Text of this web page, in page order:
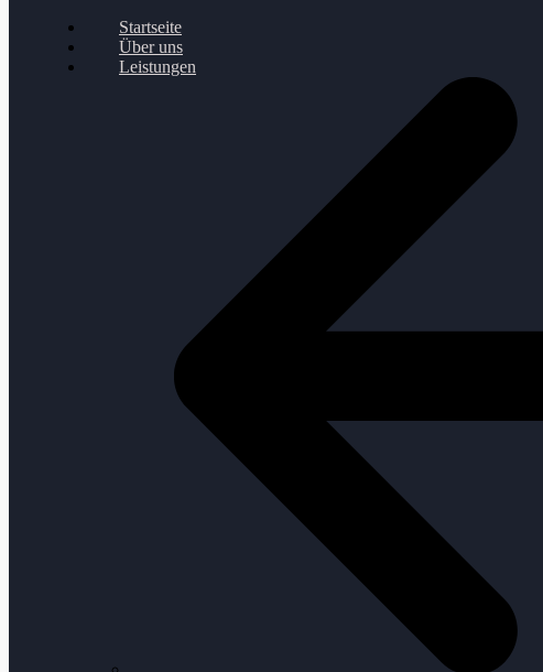
Startseite
Über uns
Leistungen